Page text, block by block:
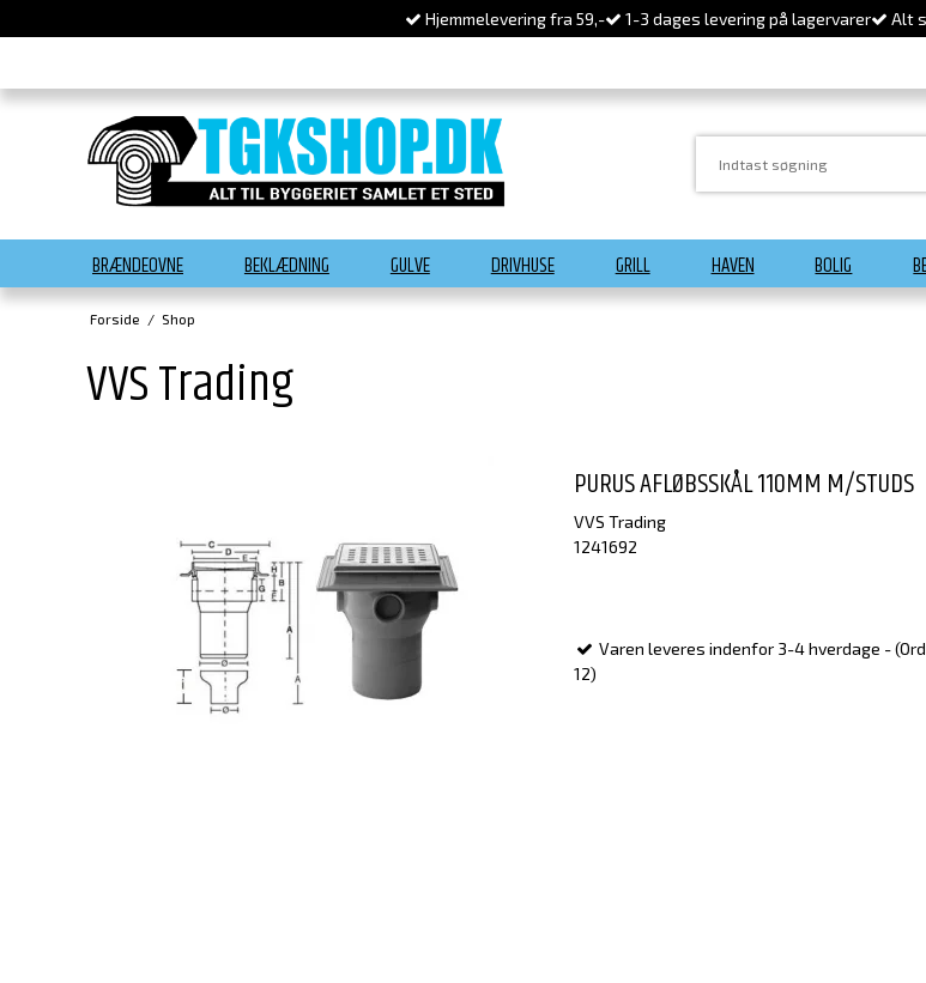
Hjemmelevering fra 59,- 1-3 dages levering på lagervarer Alt
BRÆNDEOVNE BEKLÆDNING GULVE DRIVHUSE GRILL HAVEN BOLIG
Forside / Shop
VVS Trading
PURUS AFLØBSSKÅL 110MM M/STUDS
VVS Trading
1241692
Varen leveres indenfor 3-4 hverdage -
12)